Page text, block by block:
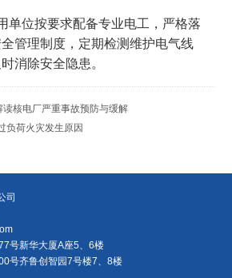
单位按要求配备专业电工，严格落
管理制度，定期检测维护电气线
消除安全隐患。
读核电厂严重事故预防与缓解
负荷火灾发生原因
司
号新华大厦A座5、6楼
号齐鲁创智园7号楼7、8楼